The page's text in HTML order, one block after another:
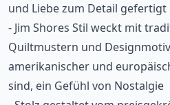
und Liebe zum Detail gefertigt
- Jim Shores Stil weckt mit
Quiltmustern und
amerikanischer und
sind, ein Gefühl von Nostalgie